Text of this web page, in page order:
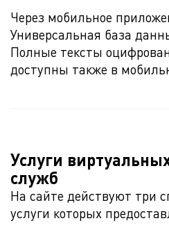
Через мобильное
Универсальная база
Полные тексты
доступны также в
Услуги
служб
На сайте действуют три
услуги которых